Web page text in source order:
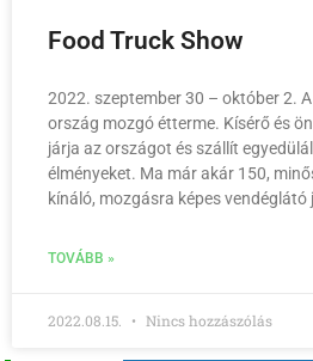
Food Truck Show
2022. szeptember 30 – október 2.
ország mozgó étterme. Kísérő és
járja az országot és szállít
élményeket. Ma már akár 150,
kínáló, mozgásra képes vendéglátó
TOVÁBB »
2022.08.15. Nincs hozzászólás